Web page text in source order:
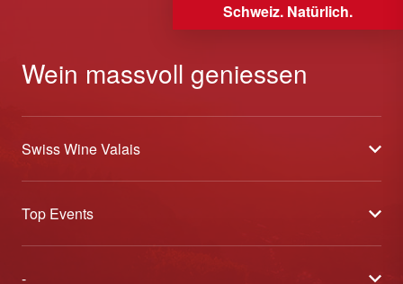
Schweiz. Natürlich.
Wein massvoll geniessen
Swiss Wine Valais
Über uns
Allgemeine Geschäftsbedingungen
Top Events
Offene Weinkeller
-